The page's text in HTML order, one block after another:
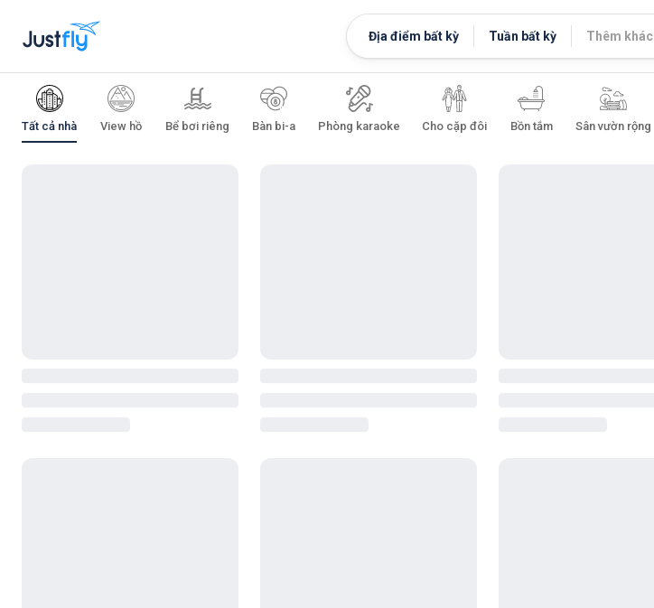
Địa điểm bất kỳ Tuần bất kỳ Thêm
Tất cả nhà View hồ Bể bơi riêng Bàn bi-a Phòng karaoke Cho cặp đôi Bồn tắm Sân vườn rộng